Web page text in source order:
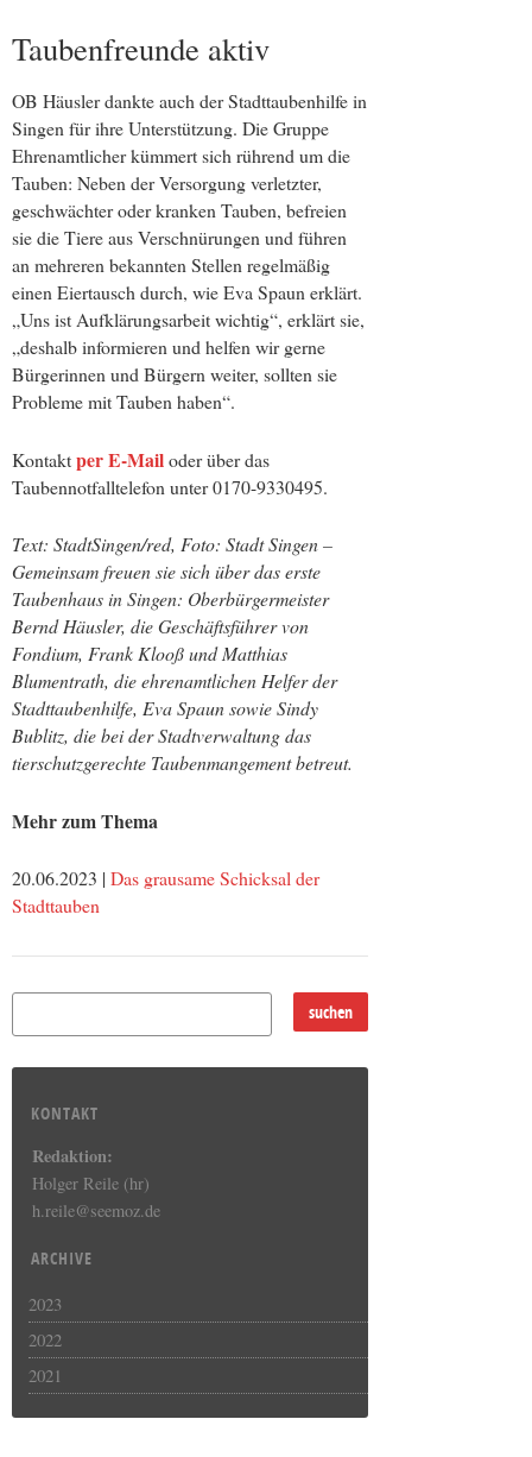
Taubenfreunde aktiv
OB Häusler dankte auch der Stadttaubenhilfe in
Singen für ihre Unterstützung. Die Gruppe
Ehrenamtlicher kümmert sich rührend um die
Tauben: Neben der Versorgung verletzter,
geschwächter oder kranken Tauben, befreien
sie die Tiere aus Verschnürungen und führen
an mehreren bekannten Stellen regelmäßig
einen Eiertausch durch, wie Eva Spaun erklärt.
„Uns ist Aufklärungsarbeit wichtig“, erklärt sie,
„deshalb informieren und helfen wir gerne
Bürgerinnen und Bürgern weiter, sollten sie
Probleme mit Tauben haben“.
Kontaktper E-Mailoder über das
Taubennotfalltelefon unter 0170-9330495.
Text: StadtSingen/red, Foto: Stadt Singen –
Gemeinsam freuen sie sich über das erste
Taubenhaus in Singen: Oberbürgermeister
Bernd Häusler, die Geschäftsführer von
Fondium, Frank Klooß und Matthias
Blumentrath, die ehrenamtlichen Helfer der
Stadttaubenhilfe, Eva Spaun sowie Sindy
Bublitz, die bei der Stadtverwaltung das
tierschutzgerechte Taubenmangement betreut.
Mehr zum Thema
20.06.2023 | Das grausame Schicksal der
Stadttauben
KONTAKT
Redaktion:
Holger Reile (hr)
h.reile@seemoz.de
ARCHIVE
2023
2022
2021